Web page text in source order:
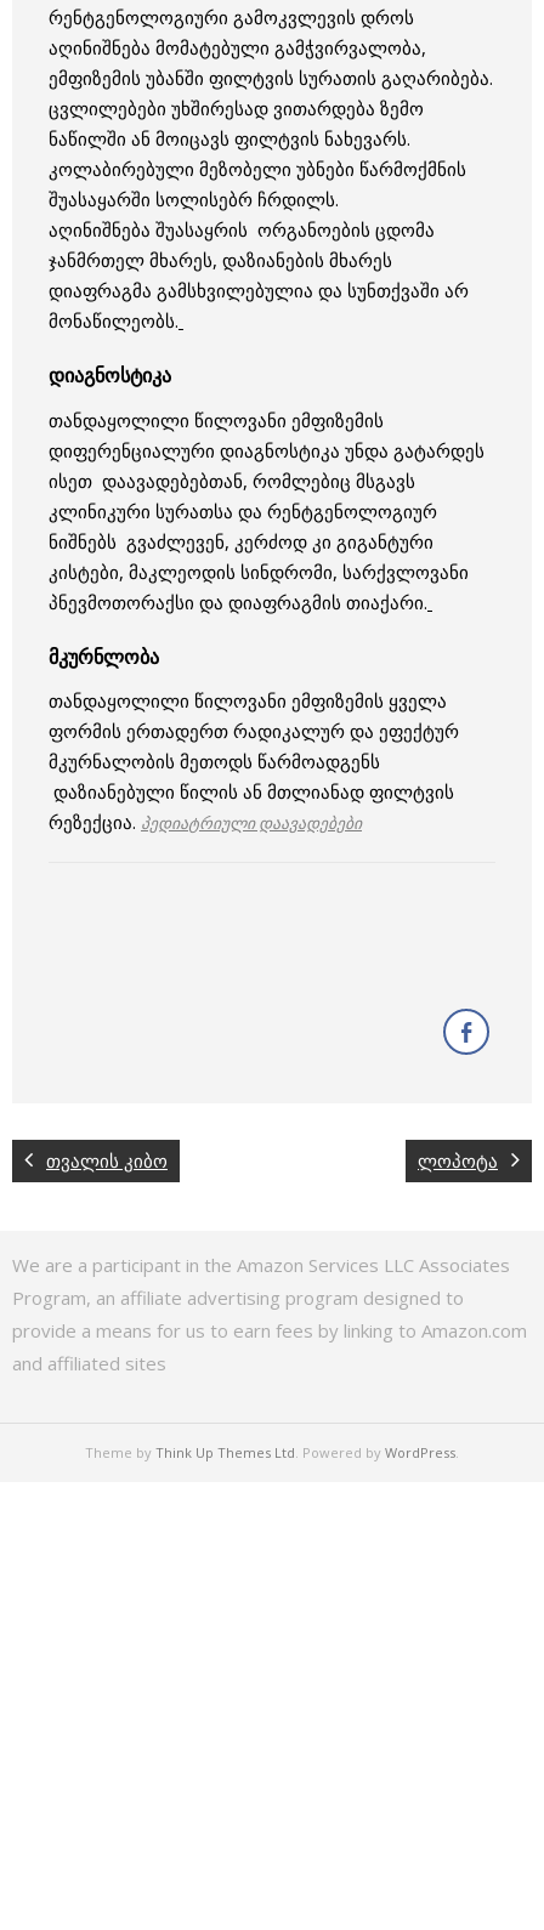
რენტგენოლოგიური გამოკვლევის დროს
აღინიშნება მომატებული გამჭვირვალობა,
ემფიზემის უბანში ფილტვის სურათის გაღარიბება.
ცვლილებები უხშირესად ვითარდება ზემო
ნაწილში ან მოიცავს ფილტვის ნახევარს.
კოლაბირებული მეზობელი უბნები წარმოქმნის
შუასაყარში სოლისებრ ჩრდილს.
აღინიშნება შუასაყრის ორგანოების ცდომა
ჯანმრთელ მხარეს, დაზიანების მხარეს
დიაფრაგმა გამსხვილებულია და სუნთქვაში არ
მონაწილეობს.
დიაგნოსტიკა
თანდაყოლილი წილოვანი ემფიზემის
დიფერენციალური დიაგნოსტიკა უნდა გატარდეს
ისეთ დაავადებებთან, რომლებიც მსგავს
კლინიკური სურათსა და რენტგენოლოგიურ
ნიშნებს გვაძლევენ, კერძოდ კი გიგანტური
კისტები, მაკლეოდის სინდრომი, სარქვლოვანი
პნევმოთორაქსი და დიაფრაგმის თიაქარი.
მკურნლობა
თანდაყოლილი წილოვანი ემფიზემის ყველა
ფორმის ერთადერთ რადიკალურ და ეფექტურ
მკურნალობის მეთოდს წარმოადგენს
დაზიანებული წილის ან მთლიანად ფილტვის
რეზექცია. პედიატრიული დაავადებები
თვალის კიბო ლოპოტა
We are a participant in the Amazon Services LLC Associates
Program, an affiliate advertising program designed to
provide a means for us to earn fees by linking to Amazon.com
and affiliated sites
Theme by Think Up Themes Ltd . Powered by WordPress